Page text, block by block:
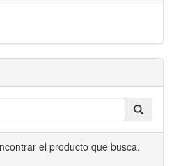
el producto que busca.